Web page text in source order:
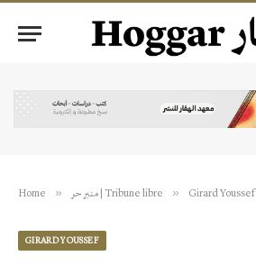
Home » منبر حر | Tribune libre » Girard Youssef
GIRARD YOUSSEF